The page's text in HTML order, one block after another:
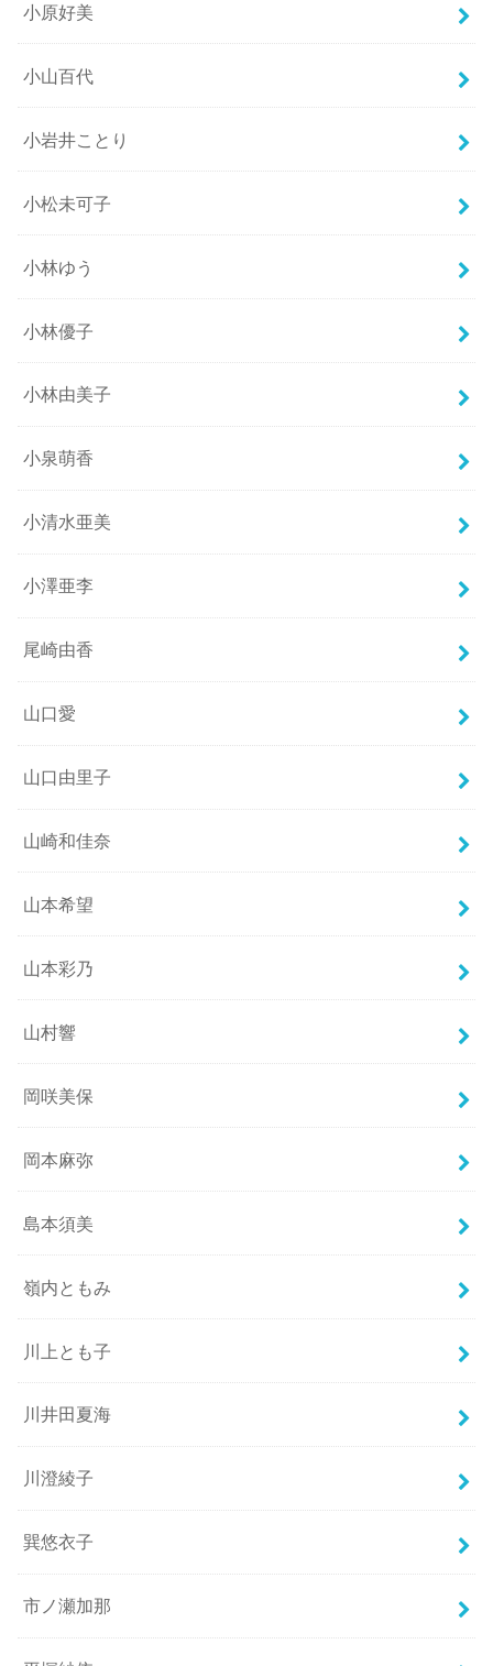
小原好美
小山百代
小岩井ことり
小松未可子
小林ゆう
小林優子
小林由美子
小泉萌香
小清水亜美
小澤亜李
尾崎由香
山口愛
山口由里子
山崎和佳奈
山本希望
山本彩乃
山村響
岡咲美保
岡本麻弥
島本須美
嶺内ともみ
川上とも子
川井田夏海
川澄綾子
巽悠衣子
市ノ瀬加那